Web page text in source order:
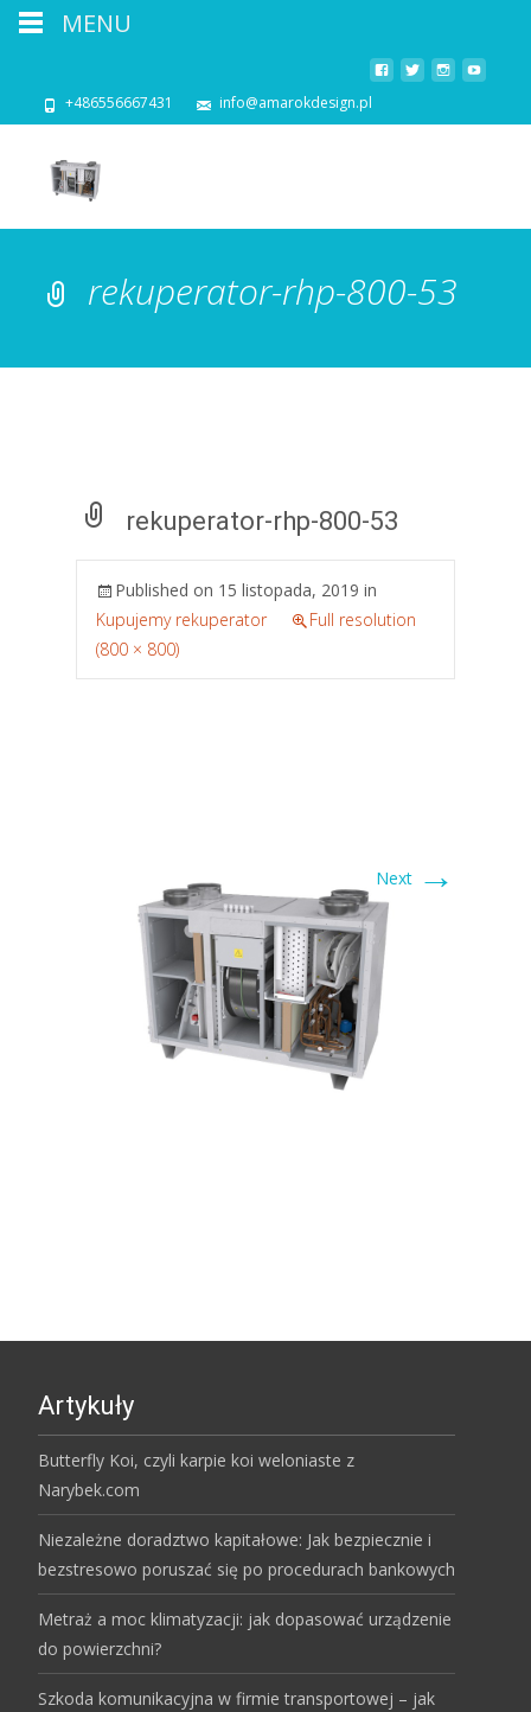
+486556667431 info@amarokdesign.pl
rekuperator-rhp-800-53
rekuperator-rhp-800-53
Published on 15 listopada, 2019 in
Kupujemy rekuperator
Full resolution
(800 × 800)
Next →
Artykuły
Butterfly Koi, czyli karpie koi weloniaste z
Narybek.com
Niezależne doradztwo kapitałowe: Jak bezpiecznie i
bezstresowo poruszać się po procedurach bankowych
Metraż a moc klimatyzacji: jak dopasować urządzenie
do powierzchni?
Szkoda komunikacyjna w firmie transportowej – jak
MENU